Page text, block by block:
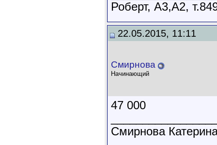
Роберт, А3,А2,
22.05.2015, 11:11
Смирнова
Начинающий
47 000
Смирнова